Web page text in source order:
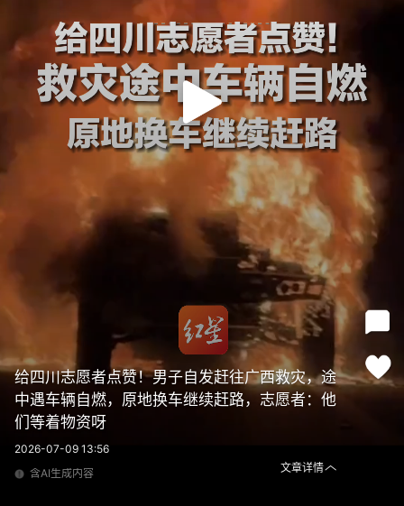
给四川志愿者点赞！男子自发赶往广西救灾，途
中遇车辆自燃，原地换车继续赶路，志愿者：他
们等着物资呀
2026-07-09 13:56
含AI生成内容
文章详情